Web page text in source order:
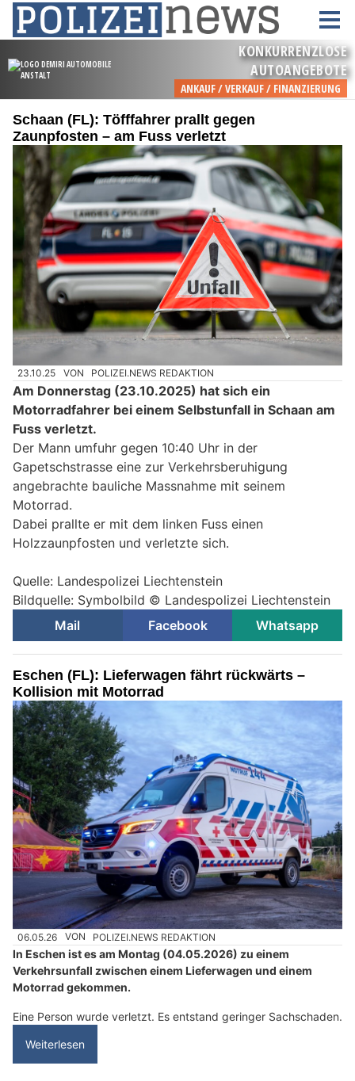
Schaan (FL): Töfffahrer prallt gegen
Zaunpfosten – am Fuss verletzt
23.10.25 VON POLIZEI.NEWS REDAKTION
Am Donnerstag (23.10.2025) hat sich ein
Motorradfahrer bei einem Selbstunfall in Schaan am
Fuss verletzt.
Der Mann umfuhr gegen 10:40 Uhr in der
Gapetschstrasse eine zur Verkehrsberuhigung
angebrachte bauliche Massnahme mit seinem
Motorrad.
Dabei prallte er mit dem linken Fuss einen
Holzzaunpfosten und verletzte sich.
Quelle: Landespolizei Liechtenstein
Bildquelle: Symbolbild © Landespolizei Liechtenstein
Mail
Facebook Whatsapp
Eschen (FL): Lieferwagen fährt rückwärts –
Kollision mit Motorrad
06.05.26 VON POLIZEI.NEWS REDAKTION
In Eschen ist es am Montag (04.05.2026) zu einem
Verkehrsunfall zwischen einem Lieferwagen und einem
Motorrad gekommen.
Eine Person wurde verletzt. Es entstand geringer Sachschaden.
Weiterlesen